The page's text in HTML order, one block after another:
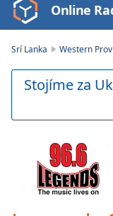
Video
Player
Play
Video
Skip
Forward
Current
Online
Srí Lanka Western
Stojíme za